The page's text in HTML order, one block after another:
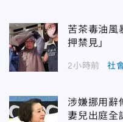
苦茶毒油風
押禁見」
2小時前 社
涉嫌挪用
妻兒出庭全